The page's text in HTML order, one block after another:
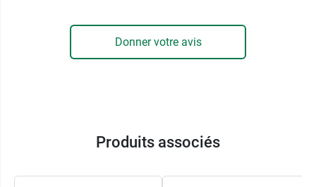
Donner votre avis
Produits associés